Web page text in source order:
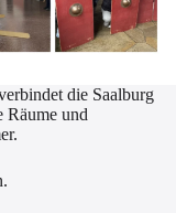
die Saalburg
Räume und